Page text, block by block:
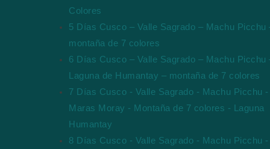
Colores
5 Días Cusco – Valle Sagrado – Machu Picchu
montaña de 7 colores
6 Días Cusco – Valle Sagrado – Machu Picchu
Laguna de Humantay – montaña de 7 colores
7 Días Cusco - Valle Sagrado - Machu Picchu -
Maras Moray - Montaña de 7 colores - Laguna
Humantay
8 Días Cusco - Valle Sagrado - Machu Picchu -